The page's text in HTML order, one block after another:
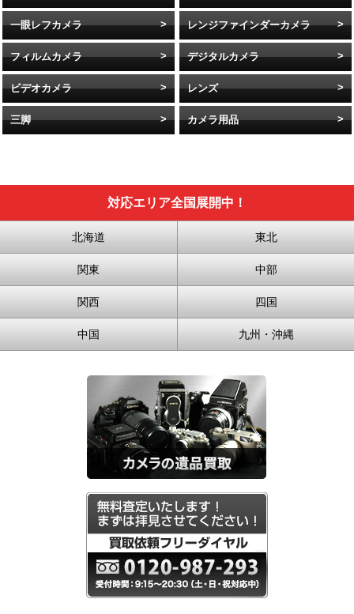
一眼レフカメラ レンジファインダーカメラ
フィルムカメラ デジタルカメラ
ビデオカメラ レンズ
三脚 カメラ用品
対応エリア全国展開中！
北海道 東北
関東 中部
関西 四国
中国 九州・沖縄